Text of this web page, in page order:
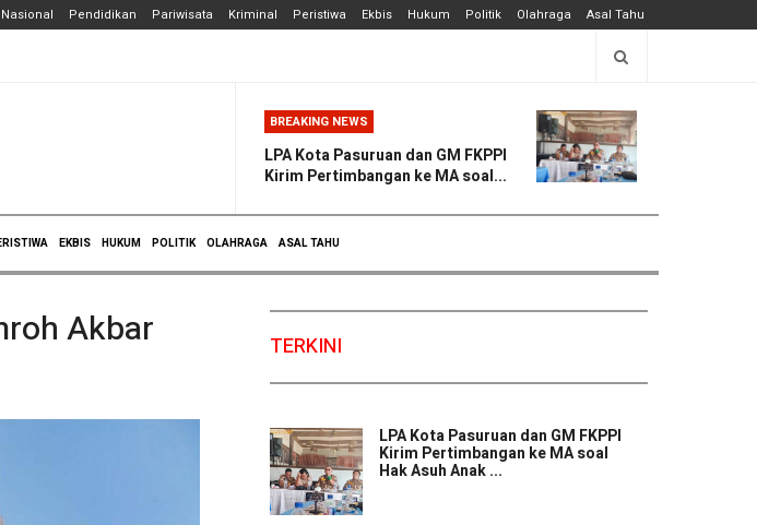
Nasional Pendidikan Pariwisata Kriminal Peristiwa Ekbis Hukum Politik Olahraga Asal Tahu
BREAKING NEWS
LPA Kota Pasuruan dan GM FKPPI
Kirim Pertimbangan ke MA soal...
EKBIS HUKUM POLITIK OLAHRAGA ASAL TAHU
Akbar TERKINI
LPA Kota Pasuruan dan GM FKPPI
Kirim Pertimbangan ke MA soal
Hak Asuh Anak ...